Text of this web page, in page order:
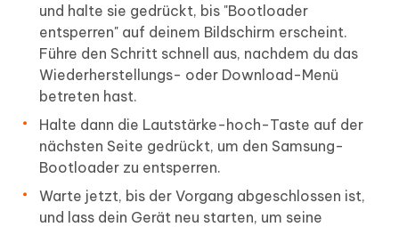
und halte sie gedrückt, bis "Bootloader
entsperren" auf deinem Bildschirm erscheint.
Führe den Schritt schnell aus, nachdem du das
Wiederherstellungs- oder Download-Menü
betreten hast.
Halte dann die Lautstärke-hoch-Taste auf der
nächsten Seite gedrückt, um den Samsung-
Bootloader zu entsperren.
Warte jetzt, bis der Vorgang abgeschlossen ist,
und lass dein Gerät neu starten, um seine